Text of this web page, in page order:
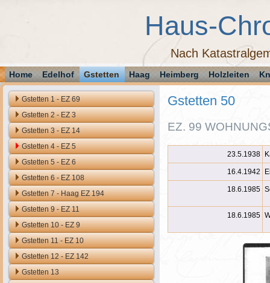
Haus-
Nach
Home Edelhof Gstetten Haag Heimberg Holzleiten
Gstetten 1 - EZ 69
Gstetten 2 - EZ 3
Gstetten 3 - EZ 14
Gstetten 4 - EZ 5
Gstetten 5 - EZ 6
Gstetten 6 - EZ 108
Gstetten 7 - Haag EZ 194
Gstetten 9 - EZ 11
Gstetten 10 - EZ 9
Gstetten 11 - EZ 10
Gstetten 12 - EZ 142
Gstetten 13
Gstetten 50
EZ. 99
23.5.1938
16.4.1942
18.6.1985
18.6.1985